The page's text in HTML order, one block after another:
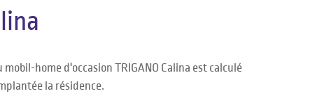
home d'occasion TRIGANO Calina est calculé
la résidence.